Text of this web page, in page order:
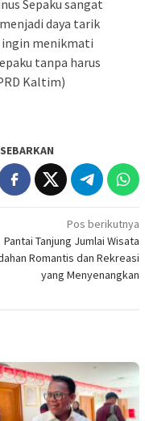
Sepaku sangat
daya tarik
ingin menikmati
tanpa harus
Kaltim)
SEBARKAN
Pos berikutnya
Pantai Tanjung Jumlai Wisata
Romantis dan Rekreasi
yang Menyenangkan